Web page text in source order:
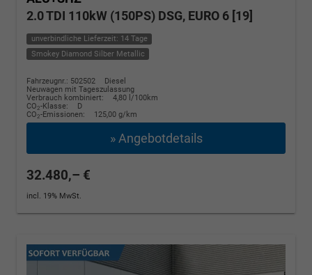
2.0 TDI 110kW (150PS) DSG, EURO 6 [19]
unverbindliche Lieferzeit: 14 Tage
Smokey Diamond Silber Metallic
Fahrzeugnr.: 502502
Diesel
Neuwagen mit Tageszulassung
Verbrauch kombiniert:
4,80 l/100km
CO2-Klasse:
D
CO2-Emissionen: 125,00 g/km
» Angebotdetails
32.480,– €
incl. 19% MwSt.